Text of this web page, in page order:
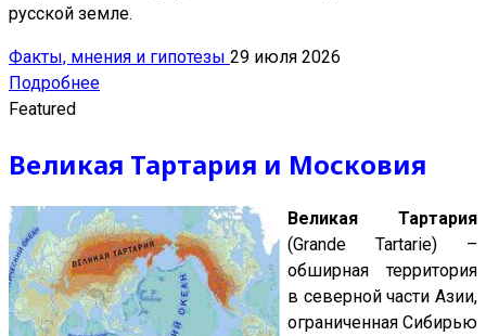
русской земле.
Факты, мнения и гипотезы 29 июля 2026
Подробнее
Featured
Великая Тартария и Московия
Великая Тартария
(Grande Tartarie) –
обширная территория
в северной части Азии,
ограниченная Сибирью